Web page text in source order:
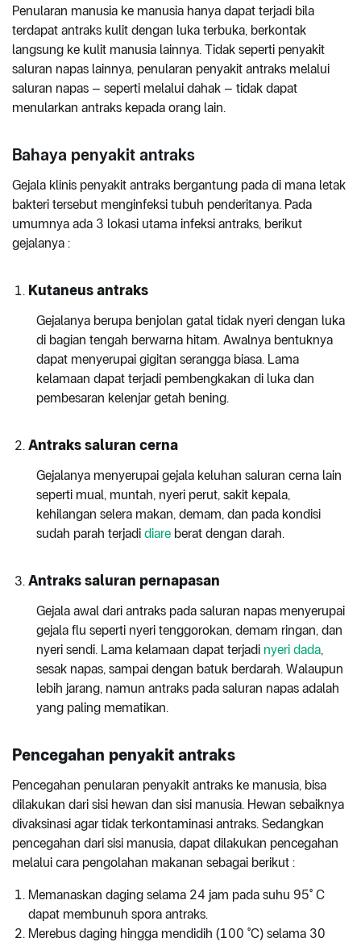
Penularan manusia ke manusia hanya dapat terjadi bila
terdapat antraks kulit dengan luka terbuka, berkontak
langsung ke kulit manusia lainnya. Tidak seperti penyakit
saluran napas lainnya, penularan penyakit antraks melalui
saluran napas – seperti melalui dahak – tidak dapat
menularkan antraks kepada orang lain.
Bahaya penyakit antraks
Gejala klinis penyakit antraks bergantung pada di mana letak
bakteri tersebut menginfeksi tubuh penderitanya. Pada
umumnya ada 3 lokasi utama infeksi antraks, berikut
gejalanya :
Kutaneus antraks
Gejalanya berupa benjolan gatal tidak nyeri dengan luka
di bagian tengah berwarna hitam. Awalnya bentuknya
dapat menyerupai gigitan serangga biasa. Lama
kelamaan dapat terjadi pembengkakan di luka dan
pembesaran kelenjar getah bening.
Antraks saluran cerna
Gejalanya menyerupai gejala keluhan saluran cerna lain
seperti mual, muntah, nyeri perut, sakit kepala,
kehilangan selera makan, demam, dan pada kondisi
sudah parah terjadi diare berat dengan darah.
Antraks saluran pernapasan
Gejala awal dari antraks pada saluran napas menyerupai
gejala flu seperti nyeri tenggorokan, demam ringan, dan
nyeri sendi. Lama kelamaan dapat terjadi nyeri dada,
sesak napas, sampai dengan batuk berdarah. Walaupun
lebih jarang, namun antraks pada saluran napas adalah
yang paling mematikan.
Pencegahan penyakit antraks
Pencegahan penularan penyakit antraks ke manusia, bisa
dilakukan dari sisi hewan dan sisi manusia. Hewan sebaiknya
divaksinasi agar tidak terkontaminasi antraks. Sedangkan
pencegahan dari sisi manusia, dapat dilakukan pencegahan
melalui cara pengolahan makanan sebagai berikut :
Memanaskan daging selama 24 jam pada suhu 95° C
dapat membunuh spora antraks.
Merebus daging hingga mendidih (100 °C) selama 30